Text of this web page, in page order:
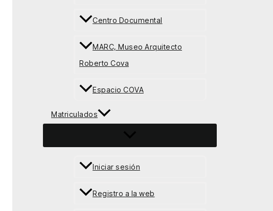
Centro Documental
MARC, Museo Arquitecto
Roberto Cova
Espacio COVA
Matriculados
Iniciar sesión
Registro a la web